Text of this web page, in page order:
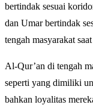
bertindak sesuai
dan Umar bertindak
tengah masyarakat
Al-Qur’an di tengah
seperti yang dimiliki
bahkan loyalitas